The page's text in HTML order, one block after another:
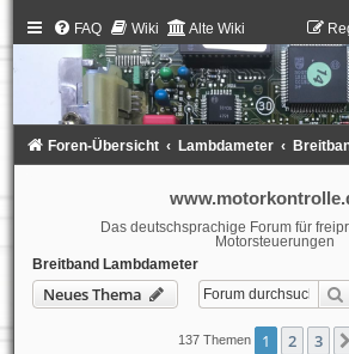
FAQ Wiki Alte Wiki
Foren-Übersicht Lambdameter
Das deutschsprachige Forum für
Motorsteuerungen
Breitband Lambdameter
Neues Thema
137 Themen 1 2 3